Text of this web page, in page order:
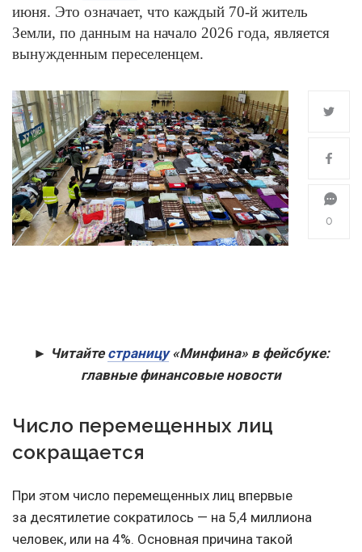
июня. Это означает, что каждый 70-й житель
Земли, по данным на начало 2026 года, является
вынужденным переселенцем.
0
► Читайте страницу«Минфина» в фейсбуке:
главные финансовые новости
Число перемещенных лиц
сокращается
При этом число перемещенных лиц впервые
за десятилетие сократилось — на 5,4 миллиона
человек, или на 4%. Основная причина такой